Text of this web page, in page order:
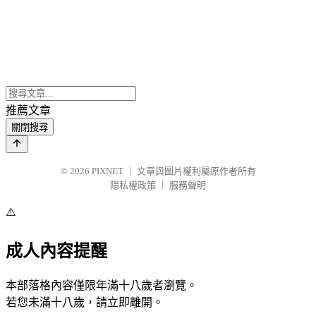
推薦文章
關閉搜尋
© 2026 PIXNET
文章與圖片權利屬原作者所有
隱私權政策
服務聲明
⚠️
成人內容提醒
本部落格內容僅限年滿十八歲者瀏覽。
若您未滿十八歲，請立即離開。